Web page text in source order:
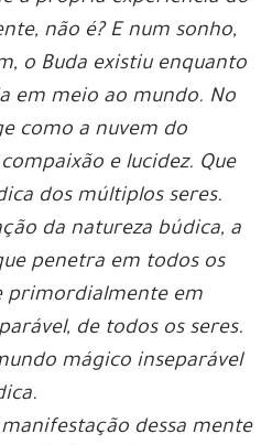
não é? E num sonho,
o Buda existiu enquanto
em meio ao mundo. No
como a nuvem do
e lucidez. Que
dos múltiplos seres.
da natureza búdica, a
penetra em todos os
primordialmente em
de todos os seres.
mágico inseparável
dessa mente